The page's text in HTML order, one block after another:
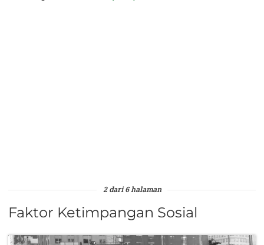
2 dari 6 halaman
Faktor Ketimpangan Sosial